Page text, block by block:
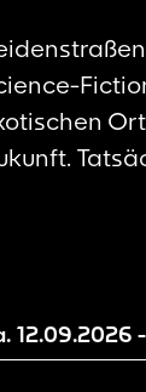
12.09.2026 -